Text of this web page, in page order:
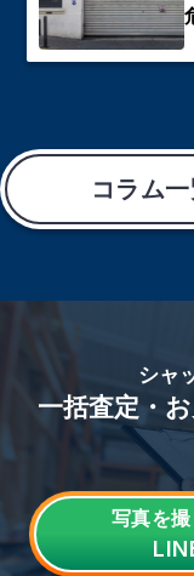
コラム
シャ
一括査定・
写真を